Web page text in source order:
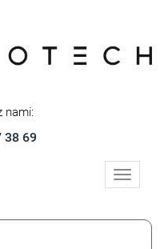
nami:
38 69
Toggle